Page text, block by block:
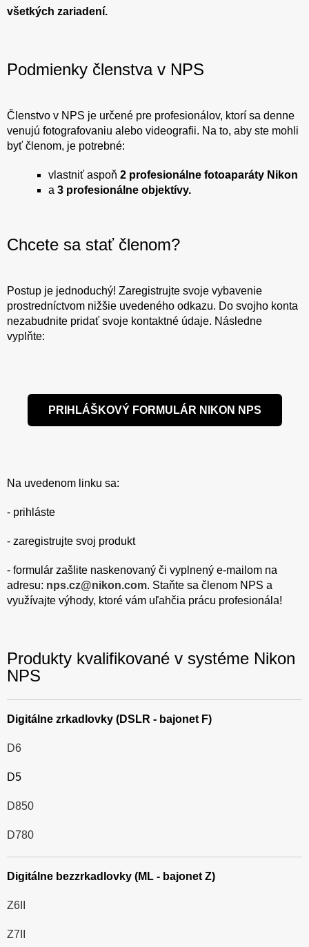
všetkých zariadení.
Podmienky členstva v NPS
Členstvo v NPS je určené pre profesionálov, ktorí sa denne
venujú fotografovaniu alebo videografii. Na to, aby ste mohli
byť členom, je potrebné:
vlastniť aspoň 2 profesionálne fotoaparáty Nikon
a 3 profesionálne objektívy.
Chcete sa stať členom?
Postup je jednoduchý! Zaregistrujte svoje vybavenie
prostredníctvom nižšie uvedeného odkazu. Do svojho konta
nezabudnite pridať svoje kontaktné údaje. Následne
vyplňte:
PRIHLÁŠKOVÝ FORMULÁR NIKON NPS
Na uvedenom linku sa:
- prihláste
- zaregistrujte svoj produkt
- formulár zašlite naskenovaný či vyplnený e-mailom na
adresu: nps.cz@nikon.com. Staňte sa členom NPS a
využívajte výhody, ktoré vám uľahčia prácu profesionála!
Produkty kvalifikované v systéme Nikon
NPS
Digitálne zrkadlovky (DSLR - bajonet F)
D6
D5
D850
D780
Digitálne bezzrkadlovky (ML - bajonet Z)
Z6II
Z7II